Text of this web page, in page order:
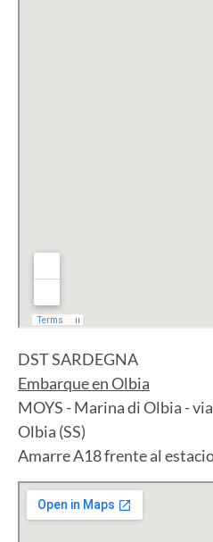
DST SARDEGNA
Embarque en Olbia
MOYS - Marina di Olbia -
Olbia (SS)
Amarre A18 frente al